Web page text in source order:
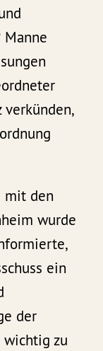
verkünden,
mit den
wurde
ein
der
wichtig zu